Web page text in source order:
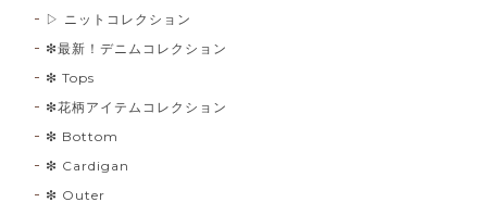
▷ ニットコレクション
❇︎最新！デニムコレクション
❇︎ Tops
❇︎花柄アイテムコレクション
❇︎ Bottom
❇︎ Cardigan
❇︎ Outer